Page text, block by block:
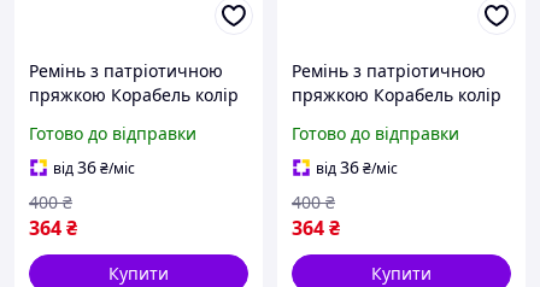
Ремінь з патріотичною
пряжкою Корабель колір
Готово до відправки
від36₴/міс
364₴
400 ₴
Купити
Ремінь з патріотичною
пряжкою Корабель колір
Готово до відправки
від36₴/міс
364₴
400 ₴
Купити